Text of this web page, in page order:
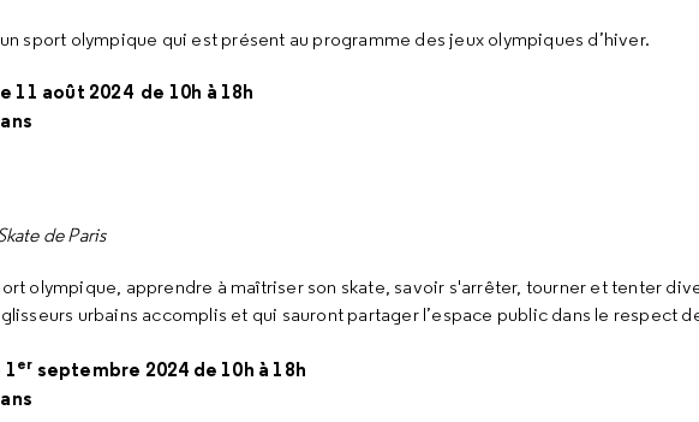
sport olympique qui est présent au programme des jeux olympiques d’hiver.
11 août 2024 de 10h à 18h
de Paris
olympique, apprendre à maîtriser son skate, savoir s'arrêter, tourner et tenter
urbains accomplis et qui sauront partager l’espace public dans le respect
er septembre 2024 de 10h à 18h